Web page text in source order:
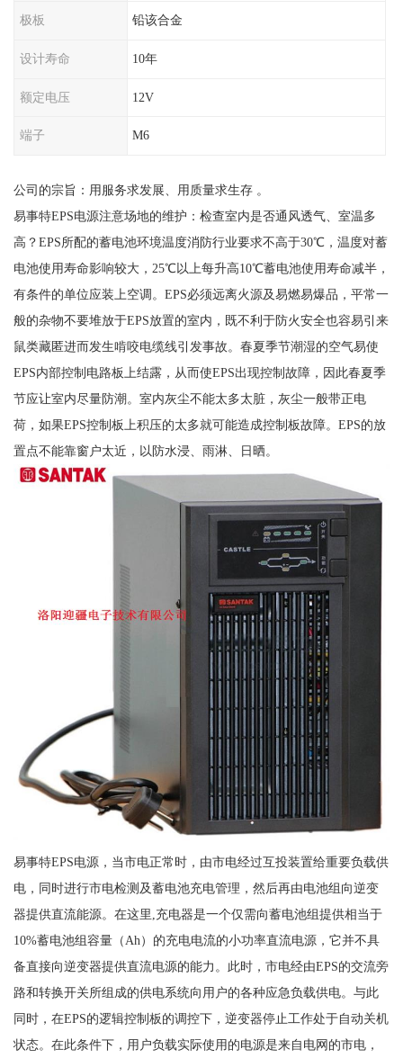
极板 铅该合金
设计寿命 10年
额定电压 12V
端子 M6
公司的宗旨：用服务求发展、用质量求生存 。
易事特EPS电源注意场地的维护：检查室内是否通风透气、室温多
高？EPS所配的蓄电池环境温度消防行业要求不高于30℃，温度对蓄
电池使用寿命影响较大，25℃以上每升高10℃蓄电池使用寿命减半，
有条件的单位应装上空调。EPS必须远离火源及易燃易爆品，平常一
般的杂物不要堆放于EPS放置的室内，既不利于防火安全也容易引来
鼠类藏匿进而发生啃咬电缆线引发事故。春夏季节潮湿的空气易使
EPS内部控制电路板上结露，从而使EPS出现控制故障，因此春夏季
节应让室内尽量防潮。室内灰尘不能太多太脏，灰尘一般带正电
荷，如果EPS控制板上积压的太多就可能造成控制板故障。EPS的放
置点不能靠窗户太近，以防水浸、雨淋、日晒。
易事特EPS电源，当市电正常时，由市电经过互投装置给重要负载供
电，同时进行市电检测及蓄电池充电管理，然后再由电池组向逆变
器提供直流能源。在这里,充电器是一个仅需向蓄电池组提供相当于
10%蓄电池组容量（Ah）的充电电流的小功率直流电源，它并不具
备直接向逆变器提供直流电源的能力。此时，市电经由EPS的交流旁
路和转换开关所组成的供电系统向用户的各种应急负载供电。与此
同时，在EPS的逻辑控制板的调控下，逆变器停止工作处于自动关机
状态。在此条件下，用户负载实际使用的电源是来自电网的市电，